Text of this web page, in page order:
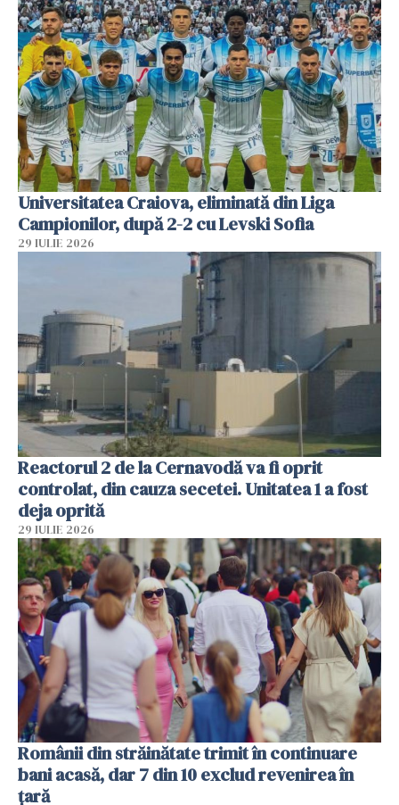
Universitatea Craiova, eliminată din Liga
Campionilor, după 2-2 cu Levski Sofia
29 IULIE 2026
Reactorul 2 de la Cernavodă va fi oprit
controlat, din cauza secetei. Unitatea 1 a fost
deja oprită
29 IULIE 2026
Românii din străinătate trimit în continuare
bani acasă, dar 7 din 10 exclud revenirea în
țară